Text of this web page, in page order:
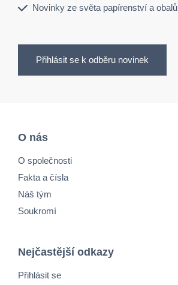
Novinky ze světa papírenství a obalů
Přihlásit se k odběru novinek
O nás
O společnosti
Fakta a čísla
Náš tým
Soukromí
Nejčastější odkazy
Přihlásit se